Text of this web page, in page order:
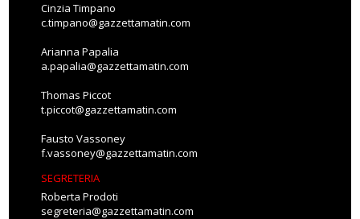
Cinzia Timpano
c.timpano@gazzettamatin.com
Arianna Papalia
a.papalia@gazzettamatin.com
Thomas Piccot
t.piccot@gazzettamatin.com
Fausto Vassoney
f.vassoney@gazzettamatin.com
SEGRETERIA
Roberta Prodoti
segreteria@gazzettamatin.com